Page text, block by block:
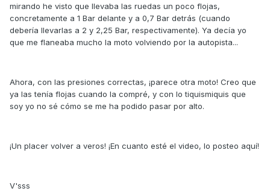
mirando he visto que llevaba las ruedas un poco flojas,
concretamente a 1 Bar delante y a 0,7 Bar detrás (cuando
debería llevarlas a 2 y 2,25 Bar, respectivamente). Ya decía yo
que me flaneaba mucho la moto volviendo por la autopista...
Ahora, con las presiones correctas, ¡parece otra moto! Creo que
ya las tenía flojas cuando la compré, y con lo tiquismiquis que
soy yo no sé cómo se me ha podido pasar por alto.
¡Un placer volver a veros! ¡En cuanto esté el video, lo posteo aquí!
V'sss